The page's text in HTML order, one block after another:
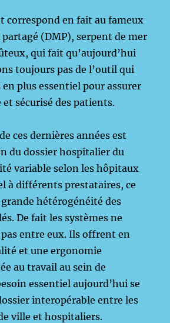
correspond en fait au fameux
(DMP), serpent de mer
qui fait qu’aujourd’hui
toujours pas de l’outil qui
plus essentiel pour assurer
sécurisé des patients.
ces dernières années est
du dossier hospitalier du
variable selon les hôpitaux
à différents prestataires, ce
hétérogénéité des
De fait les systèmes ne
entre eux. Ils offrent en
et une ergonomie
au travail au sein de
essentiel aujourd’hui se
interopérable entre les
ville et hospitaliers.